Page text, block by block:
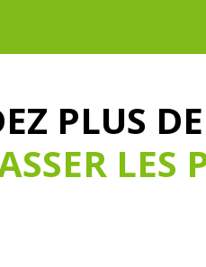
PLUS
LES